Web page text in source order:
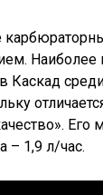
Наиболее
Каскад
Его
– 1,9 л/час.